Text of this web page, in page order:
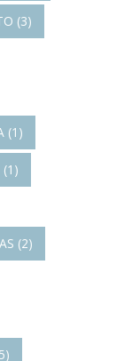
(3)
(1)
(1)
(2)